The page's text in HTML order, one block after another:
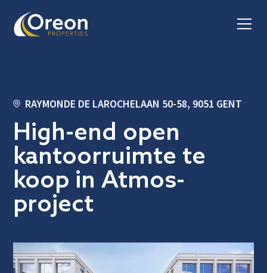
RAYMONDE DE LAROCHELAAN 50-58, 9051 GENT
High-end open
kantoorruimte te
koop in Atmos-
project